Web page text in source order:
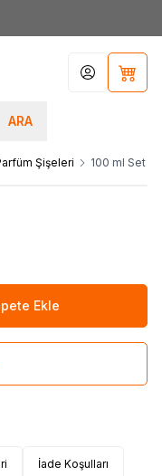
ARA
Hesabım
Şişeleri 100 ml Set
Ekle
İade Koşulları